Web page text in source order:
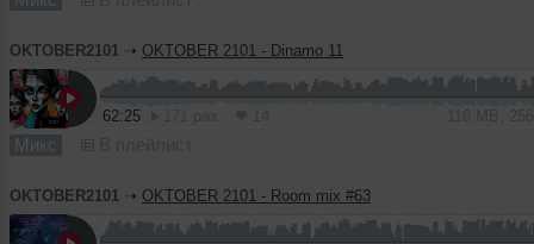
OKTOBER2101 ➝ OKTOBER 2101 - Dinamo 11
62:25
Микс
OKTOBER2101 ➝ OKTOBER 2101 - Room mix #63